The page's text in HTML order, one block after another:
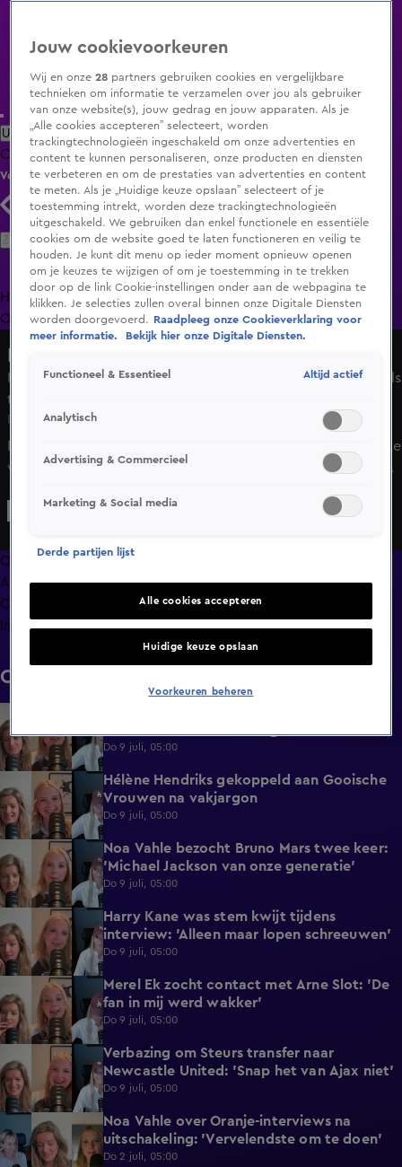
Uitzending Gemist Populaire programma's Zenders Genres
ClipsFilmsRadioSmart TV inlogShop
Volg KIJK
Zoeken
HomeUitzending Gemist Programma's De Bondgenoten
OranjezomerLivestreamsShop
Hélène Hendriks flirt met Noa Vahle vader: 'Houd je tengels
thuis'
Di 26 mei, 05:00
In 'HNM de podcast' wil Noa Vahle een bericht delen die ze
van haar vader heeft ontvangen, maar wordt onderbroken
over Noa's vader.
Overzicht
Afleveringen
Clips
Info
Clips
Do 9 juli, 05:00
Hélène Hendriks gekoppeld aan Gooische
Vrouwen na vakjargon
Do 9 juli, 05:00
Noa Vahle bezocht Bruno Mars twee keer:
'Michael Jackson van onze generatie'
Do 9 juli, 05:00
Harry Kane was stem kwijt tijdens
interview: 'Alleen maar lopen schreeuwen'
Do 9 juli, 05:00
Merel Ek zocht contact met Arne Slot: 'De
fan in mij werd wakker'
Do 9 juli, 05:00
Verbazing om Steurs transfer naar
Newcastle United: 'Snap het van Ajax niet'
Do 9 juli, 05:00
Noa Vahle over Oranje-interviews na
uitschakeling: 'Vervelendste om te doen'
Do 2 juli, 05:00
Jouw cookievoorkeuren
Wij en onze28 partners gebruiken cookies en vergelijkbare
technieken om informatie te verzamelen over jou als gebruiker
van onze website(s), jouw gedrag en jouw apparaten. Als je
„Alle cookies accepteren” selecteert, worden
trackingtechnologieën ingeschakeld om onze advertenties en
content te kunnen personaliseren, onze producten en diensten
te verbeteren en om de prestaties van advertenties en content
te meten. Als je „Huidige keuze opslaan” selecteert of je
toestemming intrekt, worden deze trackingtechnologieën
uitgeschakeld. We gebruiken dan enkel functionele en essentiële
cookies om de website goed te laten functioneren en veilig te
houden. Je kunt dit menu op ieder moment opnieuw openen
om je keuzes te wijzigen of om je toestemming in te trekken
door op de link Cookie-instellingen onder aan de webpagina te
klikken. Je selecties zullen overal binnen onze Digitale Diensten
worden doorgevoerd.
Raadpleeg onze Cookieverklaring voor
meer informatie.
Bekijk hier onze Digitale Diensten.
Functioneel & Essentieel Altijd actief
Analytisch
Advertising & Commercieel
Marketing & Social media
Derde partijen lijst
Alle cookies accepteren
Huidige keuze opslaan
Voorkeuren beheren